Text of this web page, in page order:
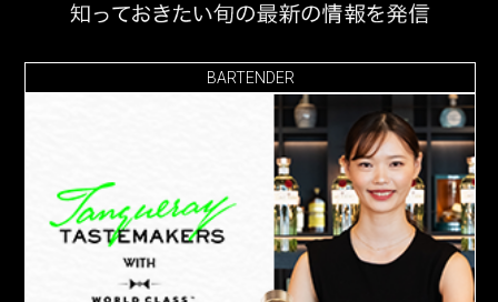
BARTENDER